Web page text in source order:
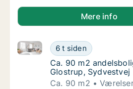
Mere info
Ca. 90 m2
6 t siden
Ca. 90 m2 andelsbolig til
Ca. 90 m2
Ca. 90 m2
Glostrup, Sydvestvej
Ca. 90 m2